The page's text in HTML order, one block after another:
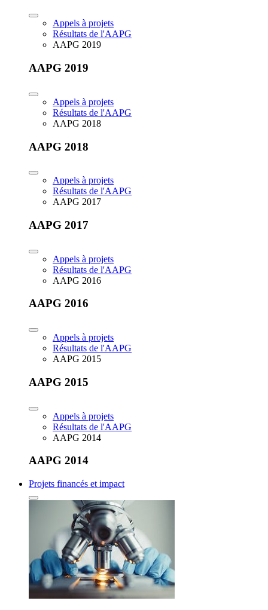
Appels à projets
Résultats de l'AAPG
AAPG 2019
AAPG 2019
Appels à projets
Résultats de l'AAPG
AAPG 2018
AAPG 2018
Appels à projets
Résultats de l'AAPG
AAPG 2017
AAPG 2017
Appels à projets
Résultats de l'AAPG
AAPG 2016
AAPG 2016
Appels à projets
Résultats de l'AAPG
AAPG 2015
AAPG 2015
Appels à projets
Résultats de l'AAPG
AAPG 2014
AAPG 2014
Projets financés et impact